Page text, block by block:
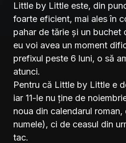
Little by Little este, din
foarte eficient, mai ales în
pahar de tărie și un buchet
eu voi avea un moment
prefixul peste 6 luni, o să
atunci.
Pentru că Little by Little e
iar 11-le nu ține de
noua din calendarul
numele), ci de ceasul din
tac.